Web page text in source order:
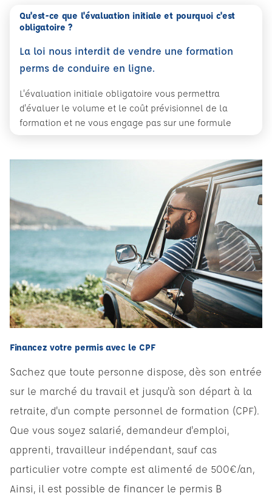
Qu'est-ce que l'évaluation initiale et pourquoi c'est
obligatoire ?
La loi nous interdit de vendre une formation
perms de conduire en ligne.
L'évaluation initiale obligatoire vous permettra
d'évaluer le volume et le coût prévisionnel de la
formation et ne vous engage pas sur une formule
Financez votre permis avec le CPF
Sachez que toute personne dispose, dès son entrée
sur le marché du travail et jusqu'à son départ à la
retraite, d'un compte personnel de formation (CPF).
Que vous soyez salarié, demandeur d'emploi,
apprenti, travailleur indépendant, sauf cas
particulier votre compte est alimenté de 500€/an,
Ainsi, il est possible de financer le permis B